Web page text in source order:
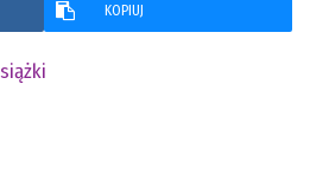
KOPIUJ